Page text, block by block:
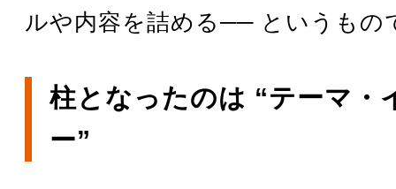
ルや内容を詰める── というもの
柱となったのは “テーマ・
ー”